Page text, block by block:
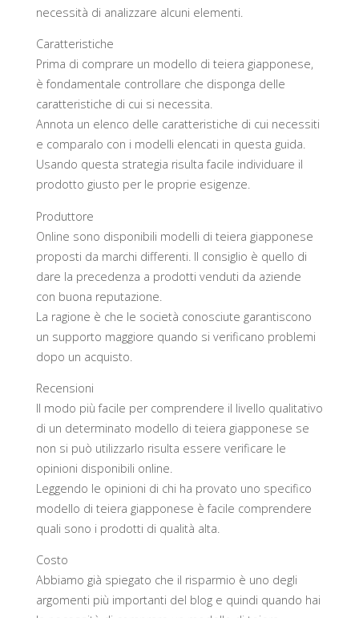
necessità di analizzare alcuni elementi.
Caratteristiche
Prima di comprare un modello di teiera giapponese,
è fondamentale controllare che disponga delle
caratteristiche di cui si necessita.
Annota un elenco delle caratteristiche di cui necessiti
e comparalo con i modelli elencati in questa guida.
Usando questa strategia risulta facile individuare il
prodotto giusto per le proprie esigenze.
Produttore
Online sono disponibili modelli di teiera giapponese
proposti da marchi differenti. Il consiglio è quello di
dare la precedenza a prodotti venduti da aziende
con buona reputazione.
La ragione è che le società conosciute garantiscono
un supporto maggiore quando si verificano problemi
dopo un acquisto.
Recensioni
Il modo più facile per comprendere il livello qualitativo
di un determinato modello di teiera giapponese se
non si può utilizzarlo risulta essere verificare le
opinioni disponibili online.
Leggendo le opinioni di chi ha provato uno specifico
modello di teiera giapponese è facile comprendere
quali sono i prodotti di qualità alta.
Costo
Abbiamo già spiegato che il risparmio è uno degli
argomenti più importanti del blog e quindi quando hai